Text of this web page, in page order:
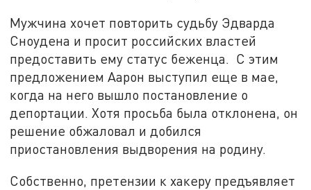
Мужчина хочет повторить судьбу Эдварда
Сноудена и просит российских властей
предоставить ему статус беженца. С этим
предложением Аарон выступил еще в мае,
когда на него вышло постановление о
депортации. Хотя просьба была отклонена, он
решение обжаловал и добился
приостановления выдворения на родину.
Собственно, претензии к хакеру предъявляет